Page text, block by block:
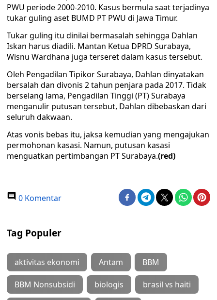
PWU periode 2000-2010. Kasus bermula saat terjadinya
tukar guling aset BUMD PT PWU di Jawa Timur.
Tukar guling itu dinilai bermasalah sehingga Dahlan
Iskan harus diadili. Mantan Ketua DPRD Surabaya,
Wisnu Wardhana juga terseret dalam kasus tersebut.
Oleh Pengadilan Tipikor Surabaya, Dahlan dinyatakan
bersalah dan divonis 2 tahun penjara pada 2017. Tidak
berselang lama, Pengadilan Tinggi (PT) Surabaya
menganulir putusan tersebut, Dahlan dibebaskan dari
seluruh dakwaan.
Atas vonis bebas itu, jaksa kemudian yang mengajukan
permohonan kasasi. Namun, putusan kasasi
menguatkan pertimbangan PT Surabaya.(red)
0 Komentar
Tag Populer
aktivitas ekonomi Antam BBM
BBM Nonsubsidi biologis brasil vs haiti